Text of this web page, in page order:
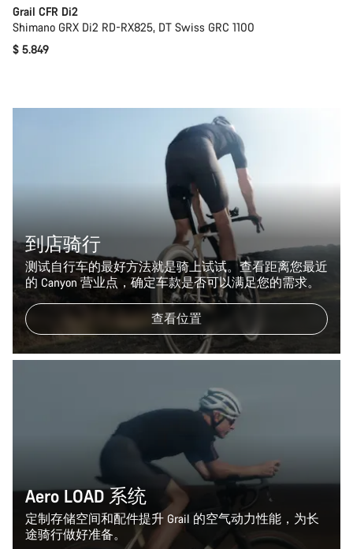
Grail CFR Di2
Shimano GRX Di2 RD-RX825, DT Swiss GRC 1100
$ 5.849
到店骑行
测试自行车的最好方法就是骑上试试。查看距离您最近
的 Canyon 营业点，确定车款是否可以满足您的需求。
查看位置
Aero LOAD 系统
定制存储空间和配件提升 Grail 的空气动力性能，为长
途骑行做好准备。